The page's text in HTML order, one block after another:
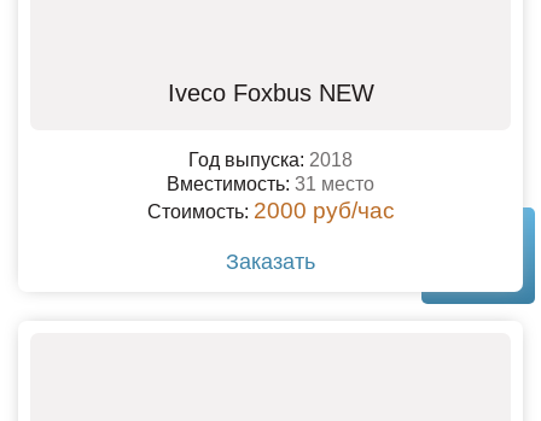
Iveco Foxbus NEW
Год выпуска: 2018
Вместимость: 31 место
Стоимость: 2000 руб/час
Заказать